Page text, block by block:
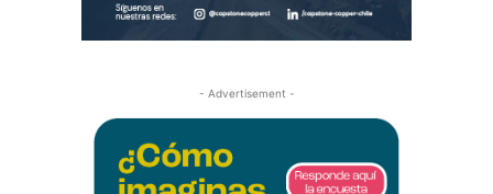
- Advertisement -